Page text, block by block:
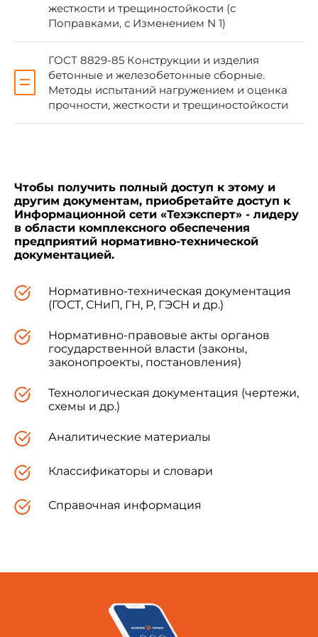
Республика Армения
Республика Беларусь
Республика Казахстан Минстрой
Российская Федерация Минстрой
Республика Таджикистан
Республика Узбекистан
3 ВЗАМЕНГОСТ 8829-85
4 ВВЕДЕН В ДЕЙСТВИЕ в качестве
государственного стандарта Российской
17.07.97 N 18-39.
результатам их испытаний нагружением,
приведенные в настоящем стандарте,
жесткости и трещиностойкости (с
Поправками, с Изменением N 1)
ГОСТ 8829-85 Конструкции и изделия
бетонные и железобетонные сборные.
Методы испытаний нагружением и оценка
прочности, жесткости и трещиностойкости
Чтобы получить полный доступ к этому и
другим документам, приобретайте доступ к
Информационной сети «Техэксперт» - лидеру
в области комплексного обеспечения
предприятий нормативно-технической
документацией.
Нормативно-техническая документация
(ГОСТ, СНиП, ГН, Р, ГЭСН и др.)
Нормативно-правовые акты органов
государственной власти (законы,
законопроекты, постановления)
Технологическая документация (чертежи,
схемы и др.)
Аналитические материалы
Классификаторы и словари
Справочная информация